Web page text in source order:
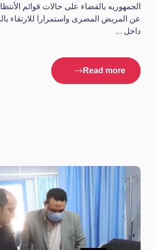
الجمهوريه بالقضاء على حالات قوائم
عن المريض المصرى واستمرارا للارتقاء
داخل …
Read more